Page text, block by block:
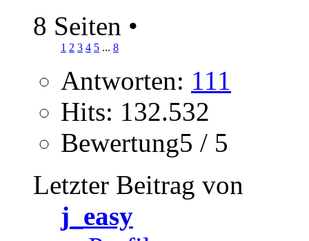
8 Seiten •
1 2 3 4 5 ... 8
Antworten: 111
Hits: 132.532
Bewertung5 / 5
Letzter Beitrag von
j_easy